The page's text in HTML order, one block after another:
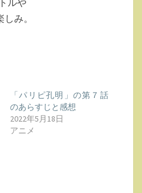
ルや
み。
「パリピ孔明」の第７話
のあらすじと感想
2022年5月18日
アニメ